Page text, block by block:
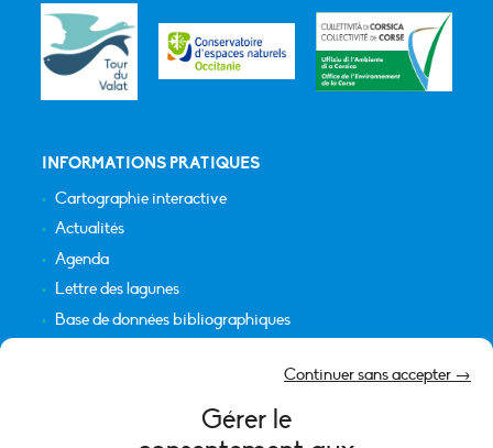
Gérer le
Continuer sans accepter →
INFORMATIONS PRATIQUES
Cartographie interactive
Actualités
Agenda
Lettre des lagunes
Base de données bibliographiques